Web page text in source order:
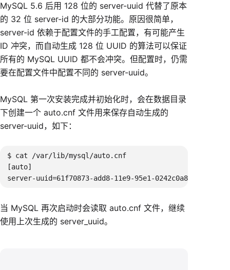
MySQL 5.6 后用 128 位的 server-uuid 代替了原本
的 32 位 server-id 的大部分功能。原因很简单，
server-id 依赖于配置文件的手工配置，有可能产生
ID 冲突，而自动生成 128 位 UUID 的算法可以保证
所有的 MySQL UUID 都不会冲突。但配置时，仍需
要在配置文件中配置不同的 server-uuid。
MySQL 第一次安装完成并初始化时，会在数据目录
下创建一个 auto.cnf 文件用来保存自动生成的
server-uuid，如下：
$ cat /var/lib/mysql/auto.cnf
[auto]
当 MySQL 再次启动时会读取 auto.cnf 文件，继续
使用上次生成的 server_uuid。